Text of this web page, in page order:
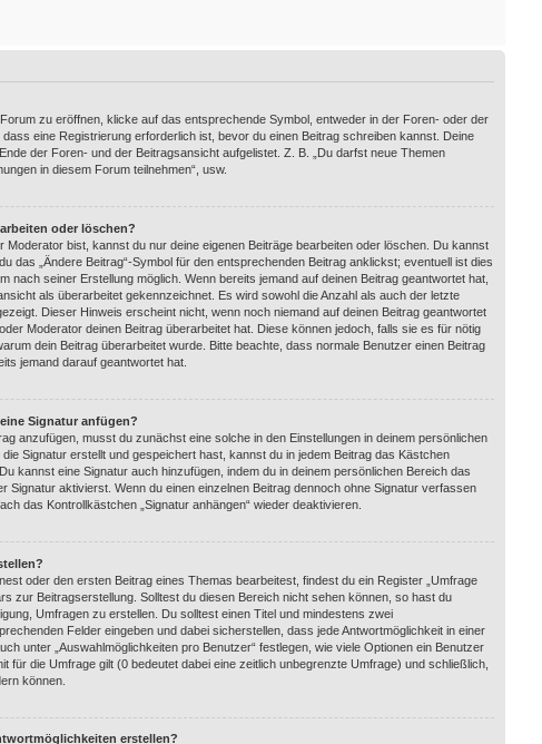
zu eröffnen, klicke auf das entsprechende Symbol, entweder in der Foren- oder der
eine Registrierung erforderlich ist, bevor du einen Beitrag schreiben kannst. Deine
der Foren- und der Beitragsansicht aufgelistet. Z. B. „Du darfst neue Themen
in diesem Forum teilnehmen“, usw.
oder löschen?
Moderator bist, kannst du nur deine eigenen Beiträge bearbeiten oder löschen. Du kannst
das „Ändere Beitrag“-Symbol für den entsprechenden Beitrag anklickst; eventuell ist dies
nach seiner Erstellung möglich. Wenn bereits jemand auf deinen Beitrag geantwortet hat,
als überarbeitet gekennzeichnet. Es wird sowohl die Anzahl als auch der letzte
Dieser Hinweis erscheint nicht, wenn noch niemand auf deinen Beitrag geantwortet
Moderator deinen Beitrag überarbeitet hat. Diese können jedoch, falls sie es für nötig
dein Beitrag überarbeitet wurde. Bitte beachte, dass normale Benutzer einen Beitrag
jemand darauf geantwortet hat.
Signatur anfügen?
anzufügen, musst du zunächst eine solche in den Einstellungen in deinem persönlichen
Signatur erstellt und gespeichert hast, kannst du in jedem Beitrag das Kästchen
kannst eine Signatur auch hinzufügen, indem du in deinem persönlichen Bereich das
Signatur aktivierst. Wenn du einen einzelnen Beitrag dennoch ohne Signatur verfassen
das Kontrollkästchen „Signatur anhängen“ wieder deaktivieren.
oder den ersten Beitrag eines Themas bearbeitest, findest du ein Register „Umfrage
zur Beitragserstellung. Solltest du diesen Bereich nicht sehen können, so hast du
Umfragen zu erstellen. Du solltest einen Titel und mindestens zwei
Felder eingeben und dabei sicherstellen, dass jede Antwortmöglichkeit in einer
unter „Auswahlmöglichkeiten pro Benutzer“ festlegen, wie viele Optionen ein Benutzer
für die Umfrage gilt (0 bedeutet dabei eine zeitlich unbegrenzte Umfrage) und schließlich,
können.
erstellen?